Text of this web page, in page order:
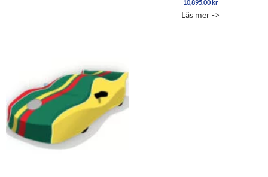
Betygsatt
av 5
10,895.00 kr
Läs mer ->